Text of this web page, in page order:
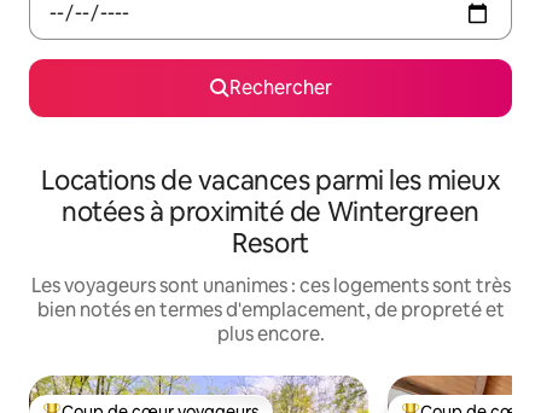
Rechercher
Locations de vacances parmi les mieux
notées à proximité de Wintergreen
Resort
Les voyageurs sont unanimes : ces logements sont très
bien notés en termes d'emplacement, de propreté et
plus encore.